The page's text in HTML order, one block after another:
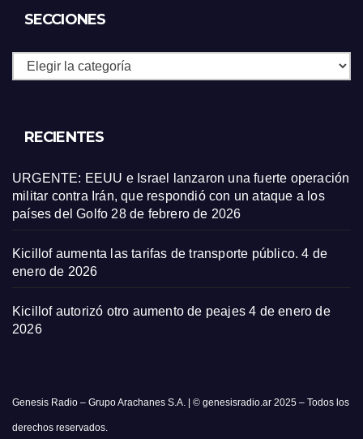
SECCIONES
Secciones
RECIENTES
URGENTE: EEUU e Israel lanzaron una fuerte operación
militar contra Irán, que respondió con un ataque a los
países del Golfo 28 de febrero de 2026
Kicillof aumenta las tarifas de transporte público. 4 de
enero de 2026
Kicillof autorizó otro aumento de peajes 4 de enero de
2026
Genesis Radio – Grupo Arachanes S.A. | © genesisradio.ar 2025 – Todos los
derechos reservados.